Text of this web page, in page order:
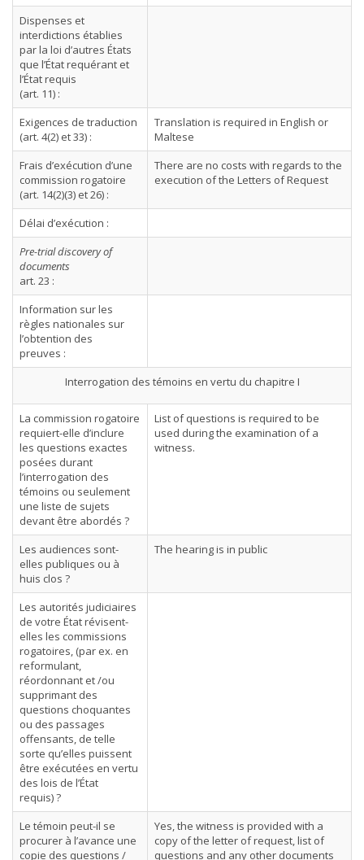
Dispenses et
interdictions établies
par la loi d’autres États
que l’État requérant et
l’État requis
(art. 11) :
Exigences de traduction
(art. 4(2) et 33) :
Translation is required in English or
Maltese
Frais d’exécution d’une
commission rogatoire
(art. 14(2)(3) et 26) :
There are no costs with regards to the
execution of the Letters of Request
Délai d’exécution :
Pre-trial discovery of
documents
art. 23 :
Information sur les
règles nationales sur
l’obtention des
preuves :
Interrogation des témoins en vertu du chapitre I
La commission rogatoire
requiert-elle d’inclure
les questions exactes
posées durant
l’interrogation des
témoins ou seulement
une liste de sujets
devant être abordés ?
List of questions is required to be
used during the examination of a
witness.
Les audiences sont-
elles publiques ou à
huis clos ?
The hearing is in public
Les autorités judiciaires
de votre État révisent-
elles les commissions
rogatoires, (par ex. en
reformulant,
réordonnant et /ou
supprimant des
questions choquantes
ou des passages
offensants, de telle
sorte qu’elles puissent
être exécutées en vertu
des lois de l’État
requis) ?
Le témoin peut-il se
procurer à l’avance une
copie des questions /
Yes, the witness is provided with a
copy of the letter of request, list of
questions and any other documents